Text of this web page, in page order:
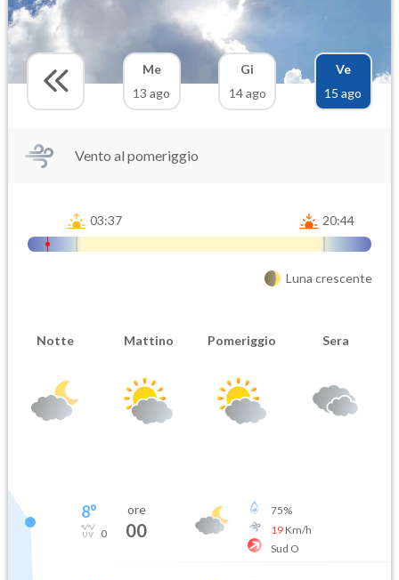
Me
13 ago
Gi
14 ago
Ve
15 ago
Vento al pomeriggio
03:37 20:44
Luna crescente
Notte Mattino Pomeriggio Sera
8°
0
ore
00
75%
19Km/h
Sud O